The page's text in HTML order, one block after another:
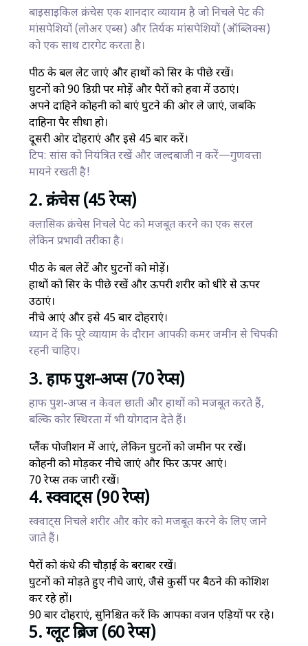
बाइसाइकिल क्रंचेस एक शानदार व्यायाम है जो निचले पेट की
मांसपेशियों (लोअर एब्स) और तिर्यक मांसपेशियों (ऑब्लिक्स)
को एक साथ टारगेट करता है।
पीठ के बल लेट जाएं और हाथों को सिर के पीछे रखें।
घुटनों को 90 डिग्री पर मोड़ें और पैरों को हवा में उठाएं।
अपने दाहिने कोहनी को बाएं घुटने की ओर ले जाएं, जबकि
दाहिना पैर सीधा हो।
दूसरी ओर दोहराएं और इसे 45 बार करें।
टिप: सांस को नियंत्रित रखें और जल्दबाजी न करें—गुणवत्ता
मायने रखती है!
2. क्रंचेस (45 रेप्स)
क्लासिक क्रंचेस निचले पेट को मजबूत करने का एक सरल
लेकिन प्रभावी तरीका है।
पीठ के बल लेटें और घुटनों को मोड़ें।
हाथों को सिर के पीछे रखें और ऊपरी शरीर को धीरे से ऊपर
उठाएं।
नीचे आएं और इसे 45 बार दोहराएं।
ध्यान दें कि पूरे व्यायाम के दौरान आपकी कमर जमीन से चिपकी
रहनी चाहिए।
3. हाफ पुश-अप्स (70 रेप्स)
हाफ पुश-अप्स न केवल छाती और हाथों को मजबूत करते हैं,
बल्कि कोर स्थिरता में भी योगदान देते हैं।
प्लैंक पोजीशन में आएं, लेकिन घुटनों को जमीन पर रखें।
कोहनी को मोड़कर नीचे जाएं और फिर ऊपर आएं।
70 रेप्स तक जारी रखें।
4. स्क्वाट्स (90 रेप्स)
स्क्वाट्स निचले शरीर और कोर को मजबूत करने के लिए जाने
जाते हैं।
पैरों को कंधे की चौड़ाई के बराबर रखें।
घुटनों को मोड़ते हुए नीचे जाएं, जैसे कुर्सी पर बैठने की कोशिश
कर रहे हों।
90 बार दोहराएं, सुनिश्चित करें कि आपका वजन एड़ियों पर रहे।
5. ग्लूट ब्रिज (60 रेप्स)